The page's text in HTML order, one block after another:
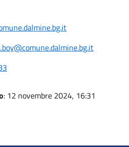
: 12 novembre 2024, 16:31